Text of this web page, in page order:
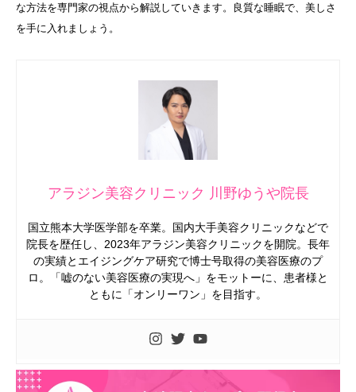
な方法を専門家の視点から解説していきます。良質な睡眠で、美しさ
を手に入れましょう。
アラジン美容クリニック 川野ゆうや院長
国立熊本大学医学部を卒業。国内大手美容クリニックなどで
院長を歴任し、2023年アラジン美容クリニックを開院。長年
の実績とエイジングケア研究で博士号取得の美容医療のプ
ロ。「嘘のない美容医療の実現へ」をモットーに、患者様と
ともに「オンリーワン」を目指す。